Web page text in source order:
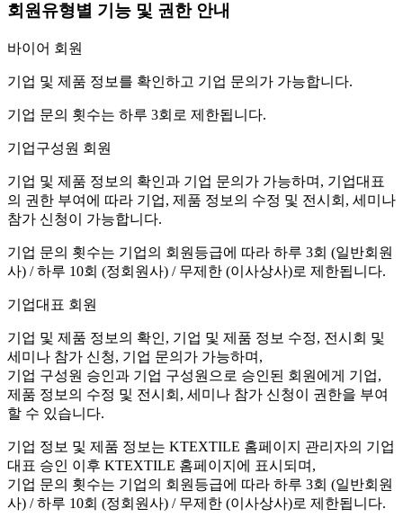
회원유형별 기능 및 권한 안내
바이어 회원
기업 및 제품 정보를 확인하고 기업 문의가 가능합니다.
기업 문의 횟수는 하루 3회로 제한됩니다.
기업구성원 회원
기업 및 제품 정보의 확인과 기업 문의가 가능하며, 기업대표
의 권한 부여에 따라 기업, 제품 정보의 수정 및 전시회, 세미나
참가 신청이 가능합니다.
기업 문의 횟수는 기업의 회원등급에 따라 하루 3회 (일반회원
사) / 하루 10회 (정회원사) / 무제한 (이사상사)로 제한됩니다.
기업대표 회원
기업 및 제품 정보의 확인, 기업 및 제품 정보 수정, 전시회 및
세미나 참가 신청, 기업 문의가 가능하며,
기업 구성원 승인과 기업 구성원으로 승인된 회원에게 기업,
제품 정보의 수정 및 전시회, 세미나 참가 신청이 권한을 부여
할 수 있습니다.
기업 정보 및 제품 정보는 KTEXTILE 홈페이지 관리자의 기업
대표 승인 이후 KTEXTILE 홈페이지에 표시되며,
기업 문의 횟수는 기업의 회원등급에 따라 하루 3회 (일반회원
사) / 하루 10회 (정회원사) / 무제한 (이사상사)로 제한됩니다.